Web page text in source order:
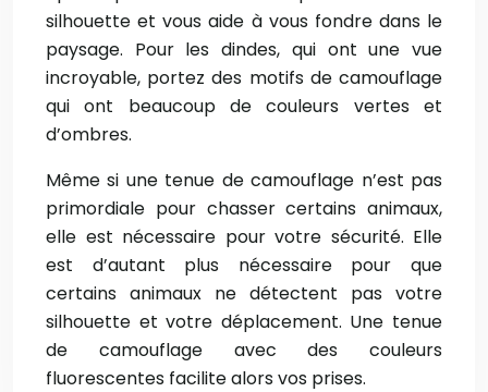
silhouette et vous aide à vous fondre dans le
paysage. Pour les dindes, qui ont une vue
incroyable, portez des motifs de camouflage
qui ont beaucoup de couleurs vertes et
d’ombres.
Même si une tenue de camouflage n’est pas
primordiale pour chasser certains animaux,
elle est nécessaire pour votre sécurité. Elle
est d’autant plus nécessaire pour que
certains animaux ne détectent pas votre
silhouette et votre déplacement. Une tenue
de camouflage avec des couleurs
fluorescentes facilite alors vos prises.